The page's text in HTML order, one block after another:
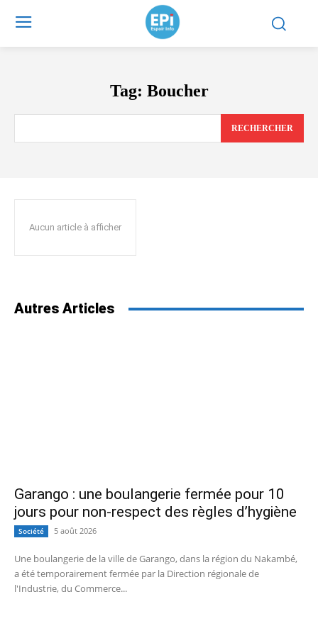
Tag: Boucher
RECHERCHER
Aucun article à afficher
Autres Articles
Garango : une boulangerie fermée pour 10
jours pour non-respect des règles d’hygiène
Société 5 août 2026
Une boulangerie de la ville de Garango, dans la région du Nakambé,
a été temporairement fermée par la Direction régionale de
l'Industrie, du Commerce...